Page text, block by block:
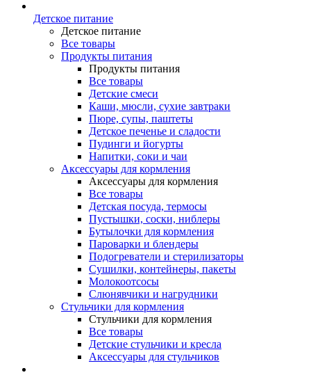
Детское питание
Детское питание
Все товары
Продукты питания
Продукты питания
Все товары
Детские смеси
Каши, мюсли, сухие завтраки
Пюре, супы, паштеты
Детское печенье и сладости
Пудинги и йогурты
Напитки, соки и чаи
Аксессуары для кормления
Аксессуары для кормления
Все товары
Детская посуда, термосы
Пустышки, соски, ниблеры
Бутылочки для кормления
Пароварки и блендеры
Подогреватели и стерилизаторы
Сушилки, контейнеры, пакеты
Молокоотсосы
Слюнявчики и нагрудники
Стульчики для кормления
Стульчики для кормления
Все товары
Детские стульчики и кресла
Аксессуары для стульчиков